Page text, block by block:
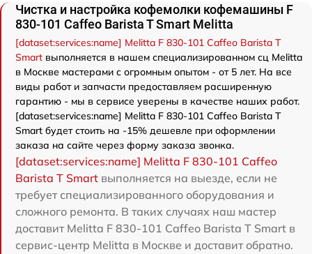
Чистка и настройка кофемолки кофемашины F
830-101 Caffeo Barista T Smart Melitta
[dataset:services:name] Melitta F 830-101 Caffeo Barista T
Smart выполняется в нашем специализированном сц Melitta
в Москве мастерами с огромным опытом - от 5 лет. На все
виды работ и запчасти предоставляем расширенную
гарантию - мы в сервисе уверены в качестве наших работ.
[dataset:services:name] Melitta F 830-101 Caffeo Barista T
Smart будет стоить на -15% дешевле при оформлении
заказа на сайте через форму заказа звонка.
[dataset:services:name] Melitta F 830-101 Caffeo
Barista T Smart выполняется на выезде, если не
требует специализированного оборудования и
сложного ремонта. В таких случаях наш мастер
доставит Melitta F 830-101 Caffeo Barista T Smart в
сервис-центр Melitta в Москве и доставит обратно.